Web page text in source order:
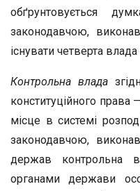
обґрунтовується
законодавчою,
існувати четверта
Контрольна влада
конституційного права
місце в системі
законодавчою,
держав контрольна
органами держави